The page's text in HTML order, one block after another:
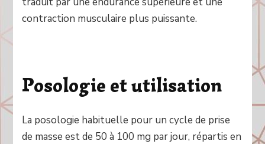
contraction musculaire plus puissante.
Posologie et utilisation
La posologie habituelle pour un cycle de prise
de masse est de 50 à 100 mg par jour, répartis en